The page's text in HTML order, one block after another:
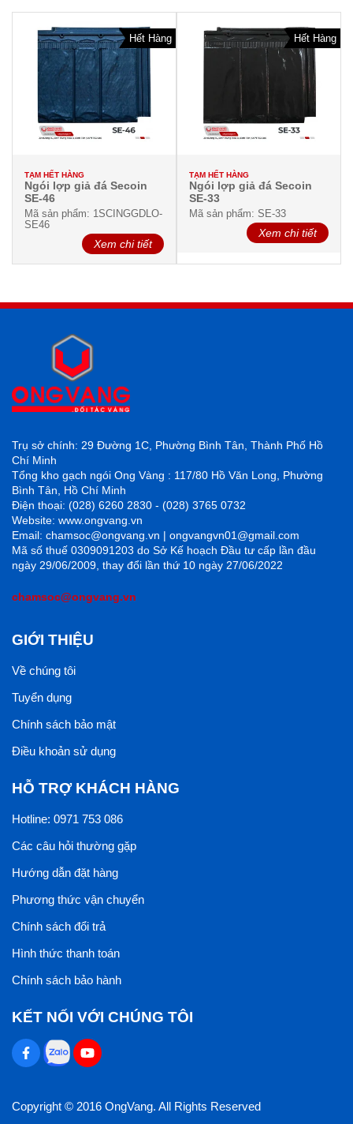
Hết Hàng
TẠM HẾT HÀNG
Ngói lợp giả đá Secoin
SE-46
Mã sản phẩm: 1SCINGGDLO-
SE46
Xem chi tiết
Hết Hàng
TẠM HẾT HÀNG
Ngói lợp giả đá Secoin
SE-33
Mã sản phẩm: SE-33
Xem chi tiết
Trụ sở chính: 29 Đường 1C, Phường Bình Tân, Thành Phố Hồ
Chí Minh
Tổng kho gạch ngói Ong Vàng : 117/80 Hồ Văn Long, Phường
Bình Tân, Hồ Chí Minh
Điện thoại: (028) 6260 2830 - (028) 3765 0732
Website: www.ongvang.vn
Email: chamsoc@ongvang.vn | ongvangvn01@gmail.com
Mã số thuế 0309091203 do Sở Kế hoạch Đầu tư cấp lần đầu
ngày 29/06/2009, thay đổi lần thứ 10 ngày 27/06/2022
chamsoc@ongvang.vn
GIỚI THIỆU
Về chúng tôi
Tuyển dụng
Chính sách bảo mật
Điều khoản sử dụng
HỖ TRỢ KHÁCH HÀNG
Hotline: 0971 753 086
Các câu hỏi thường gặp
Hướng dẫn đặt hàng
Phương thức vận chuyển
Chính sách đổi trả
Hình thức thanh toán
Chính sách bảo hành
KẾT NỐI VỚI CHÚNG TÔI
Copyright © 2016 OngVang. All Rights Reserved